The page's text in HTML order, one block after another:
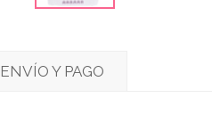
ENVÍO Y PAGO